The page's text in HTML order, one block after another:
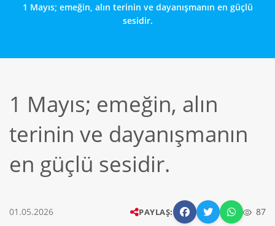
1 Mayıs; emeğin, alın terinin ve dayanışmanın en güçlü
sesidir.
1 Mayıs; emeğin, alın
terinin ve dayanışmanın
en güçlü sesidir.
01.05.2026 PAYLAŞ: 87